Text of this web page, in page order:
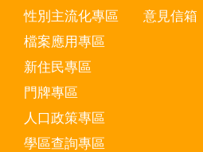
性別主流化專區
檔案應用專區
新住民專區
門牌專區
人口政策專區
學區查詢專區
意見信箱